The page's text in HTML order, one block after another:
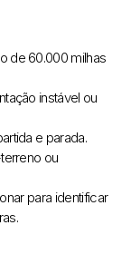
de 60.000 milhas
instável ou
e parada.
ou
para identificar